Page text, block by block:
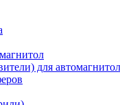
для автомагнитол